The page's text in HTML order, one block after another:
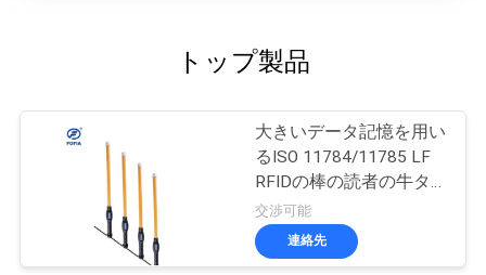
トップ製品
大きいデータ記憶を用い
るISO 11784/11785 LF
RFIDの棒の読者の牛タ
グ読取り穿孔機
交渉可能
連絡先